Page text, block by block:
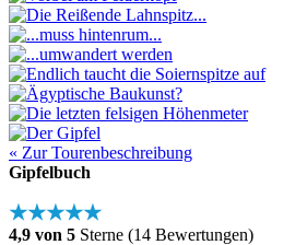
« Zur Tourenbeschreibung
Gipfelbuch
★★★★★
4,9 von 5 Sterne (14 Bewertungen)